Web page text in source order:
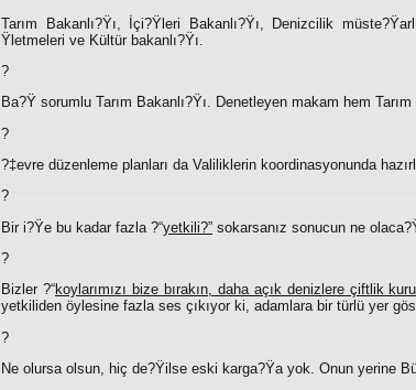
Tarım Bakanlı?Ÿı, İçi?Ÿleri Bakanlı?Ÿı, Denizcilik
Ÿletmeleri ve Kültür bakanlı?Ÿı.
?
Ba?Ÿ sorumlu Tarım Bakanlı?Ÿı. Denetleyen makam hem
?
?‡evre düzenleme planları da Valiliklerin koordinasyonunda
?
Bir i?Ÿe bu kadar fazla ?“yetkili?” sokarsanız sonucun ne
?
Bizler ?“koylarımızı bize bırakın, daha açık denizlere çiftlik
yetkiliden öylesine fazla ses çıkıyor ki, adamlara bir türlü yer
?
Ne olursa olsun, hiç de?Ÿilse eski karga?Ÿa yok. Onun yerine